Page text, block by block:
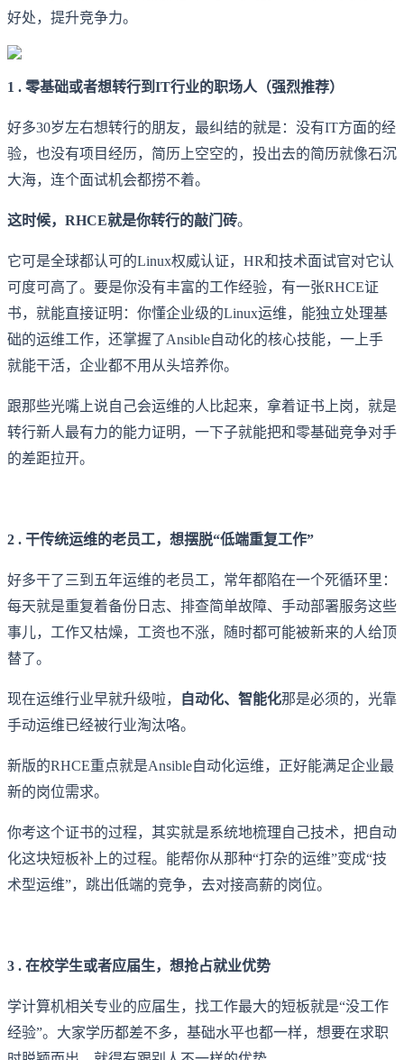
好处，提升竞争力。
1 . 零基础或者想转行到IT行业的职场人（强烈推荐）
好多30岁左右想转行的朋友，最纠结的就是：没有IT方面的经
验，也没有项目经历，简历上空空的，投出去的简历就像石沉
大海，连个面试机会都捞不着。
这时候，RHCE就是你转行的敲门砖。
它可是全球都认可的Linux权威认证，HR和技术面试官对它认
可度可高了。要是你没有丰富的工作经验，有一张RHCE证
书，就能直接证明：你懂企业级的Linux运维，能独立处理基
础的运维工作，还掌握了Ansible自动化的核心技能，一上手
就能干活，企业都不用从头培养你。
跟那些光嘴上说自己会运维的人比起来，拿着证书上岗，就是
转行新人最有力的能力证明，一下子就能把和零基础竞争对手
的差距拉开。
2 . 干传统运维的老员工，想摆脱“低端重复工作”
好多干了三到五年运维的老员工，常年都陷在一个死循环里：
每天就是重复着备份日志、排查简单故障、手动部署服务这些
事儿，工作又枯燥，工资也不涨，随时都可能被新来的人给顶
替了。
现在运维行业早就升级啦， 自动化、智能化那是必须的，光靠
手动运维已经被行业淘汰咯。
新版的RHCE重点就是Ansible自动化运维，正好能满足企业最
新的岗位需求。
你考这个证书的过程，其实就是系统地梳理自己技术，把自动
化这块短板补上的过程。能帮你从那种“打杂的运维”变成“技
术型运维”，跳出低端的竞争，去对接高薪的岗位。
3 . 在校学生或者应届生，想抢占就业优势
学计算机相关专业的应届生，找工作最大的短板就是“没工作
经验”。大家学历都差不多，基础水平也都一样，想要在求职